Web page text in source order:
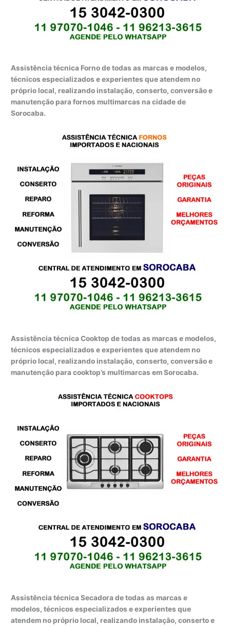
Assistência técnica Forno de todas as marcas e modelos,
técnicos especializados e experientes que atendem no
próprio local, realizando instalação, conserto, conversão e
manutenção para fornos multimarcas na cidade de
Sorocaba.
Assistência técnica Cooktop de todas as marcas e modelos,
técnicos especializados e experientes que atendem no
próprio local, realizando instalação, conserto, conversão e
manutenção para cooktop’s multimarcas em Sorocaba.
Assistência técnica Secadora de todas as marcas e
modelos, técnicos especializados e experientes que
atendem no próprio local, realizando instalação, conserto e